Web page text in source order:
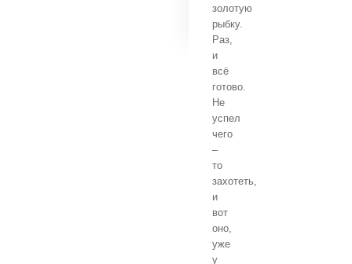
золотую
рыбку.
Раз,
и
всё
готово.
Не
успел
чего
–
то
захотеть,
и
вот
оно,
уже
у